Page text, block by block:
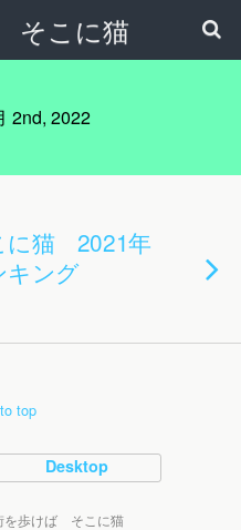
そこに猫
2nd, 2022
に猫 2021年
キング
top
Desktop
を歩けば そこに猫